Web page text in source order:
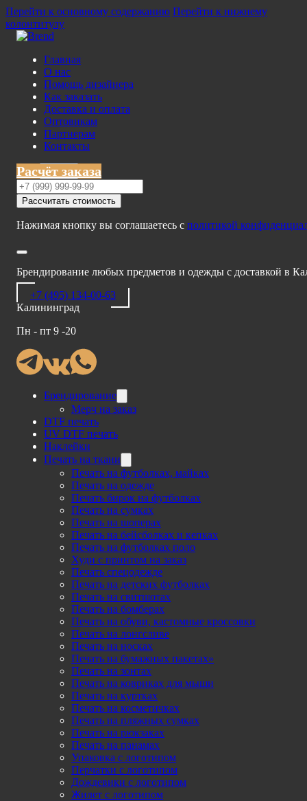
Перейти к основному содержанию Перейти к нижнему
колонтитулу
Главная
О нас
Помощь дизайнера
Как заказать
Доставка и оплата
Оптовикам
Партнерам
Контакты
Расчёт заказа
Рассчитать стоимость
Нажимая кнопку вы соглашаетесь с политикой
Брендирование любых предметов и одежды с доставкой в
+7 (495) 134-00-63
Калининград
Пн - пт 9 -20
Брендирование
Мерч на заказ
DTF печать
UV DTF печать
Наклейки
Печать на ткани
Печать на футболках, майках
Печать на одежде
Печать бирок на футболках
Печать на сумках
Печать на шоперах
Печать на бейсболках и кепках
Печать на футболках поло
Худи с принтом на заказ
Печать спецодежде
Печать на детских футболках
Печать на свитшотах
Печать на бомберах
Печать на обуви, кастомные кроссовки
Печать на лонгсливе
Печать на носках
Печать на бумажных пакетах»
Печать на зонтах
Печать на ковриках для мыши
Печать на куртках
Печать на косметичках
Печать на пляжных сумках
Печать на рюкзаках
Печать на панамах
Упаковка с логотипом
Перчатки с логотипом
Дождевики с логотипом
Жилет с логотипом